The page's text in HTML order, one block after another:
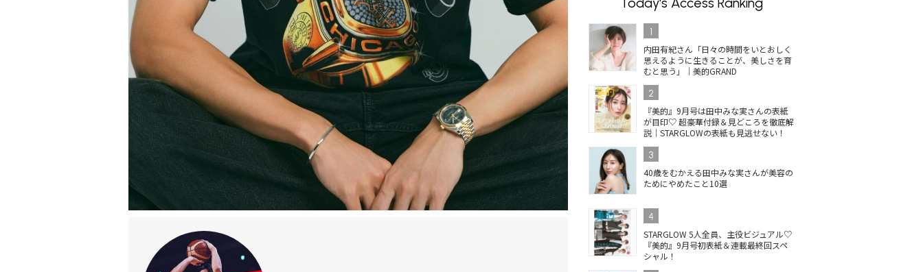
1
内田有紀さん「日々の時間をいとおしく
思えるように生きることが、美しさを育
むと思う」｜美的GRAND
2
『美的』9月号は田中みな実さんの表紙
が目印♡ 超豪華付録＆見どころを徹底解
説｜STARGLOWの表紙も見逃せない！
3
40歳をむかえる田中みな実さんが美容の
ためにやめたこと10選
4
STARGLOW 5人全員、主役ビジュアル♡
『美的』9月号初表紙＆連載最終回スペ
シャル！